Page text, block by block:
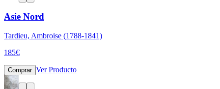
Asie Nord
Tardieu, Ambroise (1788-1841)
185€
Comprar Ver Producto